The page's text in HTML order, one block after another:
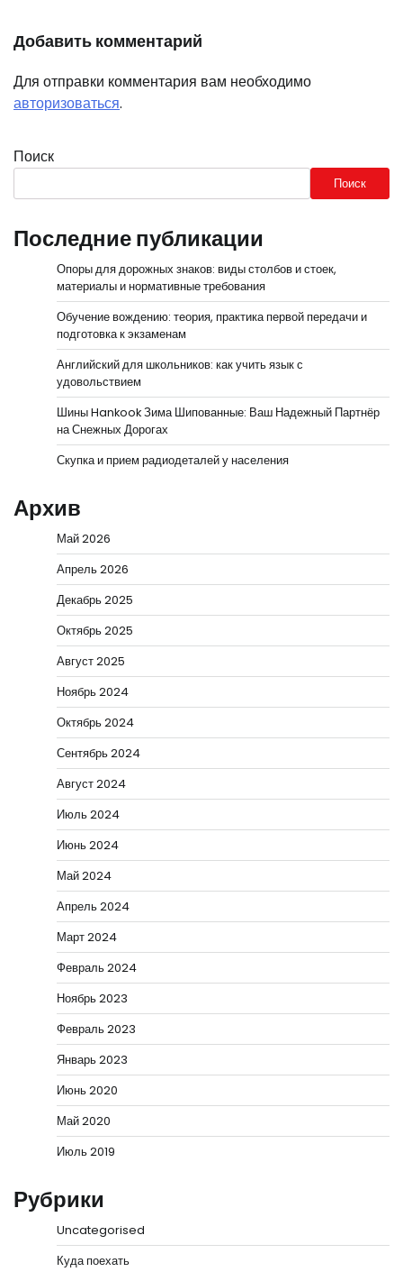
Добавить комментарий
Для отправки комментария вам необходимо
авторизоваться.
Поиск
Поиск
Последние публикации
Опоры для дорожных знаков: виды столбов и стоек,
материалы и нормативные требования
Обучение вождению: теория, практика первой передачи и
подготовка к экзаменам
Английский для школьников: как учить язык с
удовольствием
Шины Hankook Зима Шипованные: Ваш Надежный Партнёр
на Снежных Дорогах
Скупка и прием радиодеталей у населения
Архив
Май 2026
Апрель 2026
Декабрь 2025
Октябрь 2025
Август 2025
Ноябрь 2024
Октябрь 2024
Сентябрь 2024
Август 2024
Июль 2024
Июнь 2024
Май 2024
Апрель 2024
Март 2024
Февраль 2024
Ноябрь 2023
Февраль 2023
Январь 2023
Июнь 2020
Май 2020
Июль 2019
Рубрики
Uncategorised
Куда поехать